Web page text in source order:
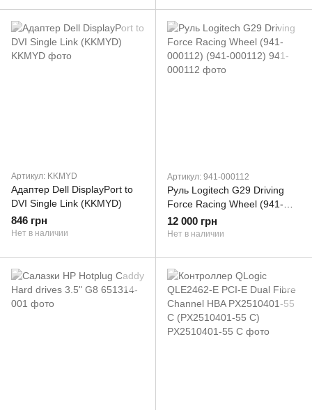
Артикул: KKMYD
Адаптер Dell DisplayPort to
DVI Single Link (KKMYD)
846 грн
Нет в наличии
Артикул: 941-000112
Руль Logitech G29 Driving
Force Racing Wheel (941-
000112) (941-000112)
12 000 грн
Нет в наличии